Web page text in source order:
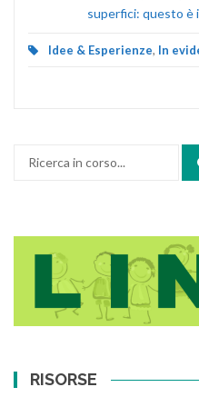
superfici: questo è
Idee & Esperienze, In
RISORSE